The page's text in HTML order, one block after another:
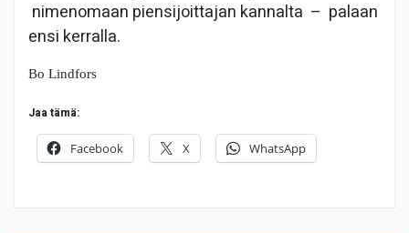
nimenomaan piensijoittajan kannalta – palaan
ensi kerralla.
Bo Lindfors
Jaa tämä:
Facebook X WhatsApp